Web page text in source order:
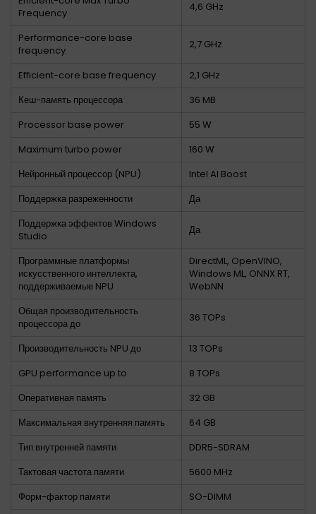
Frequency
4,6 GHz
Performance-core base
frequency
2,7 GHz
Efficient-core base frequency
2,1 GHz
Кеш-память процессора
36 MB
Processor base power
55 W
Maximum turbo power
160 W
Нейронный процессор (NPU)
Intel AI Boost
Поддержка разреженности
Да
Поддержка эффектов Windows
Studio
Да
Программные платформы
искусственного интеллекта,
поддерживаемые NPU
DirectML, OpenVINO,
Windows ML, ONNX RT,
WebNN
Общая производительность
процессора до
36 TOPs
Производительность NPU до
13 TOPs
GPU performance up to
8 TOPs
Оперативная память
32 GB
Максимальная внутренняя память
64 GB
Тип внутренней памяти
DDR5-SDRAM
Тактовая частота памяти
5600 MHz
Форм-фактор памяти
SO-DIMM